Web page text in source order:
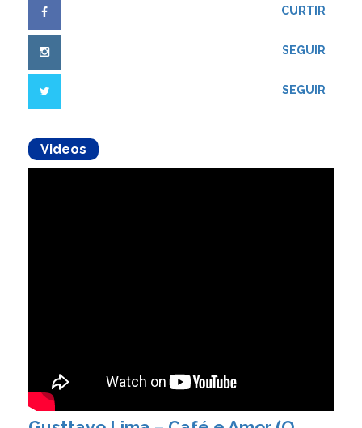
CURTIR
SEGUIR
SEGUIR
Videos